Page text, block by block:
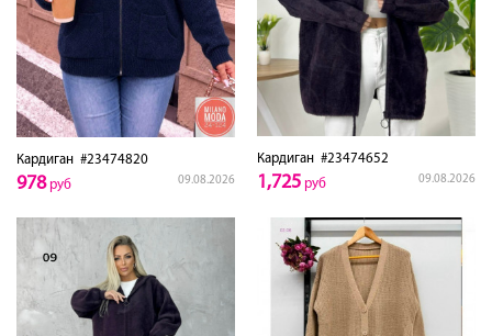
Кардиган #23474820
09.08.2026
978руб
Кардиган #23474652
09.08.2026
1,725 руб